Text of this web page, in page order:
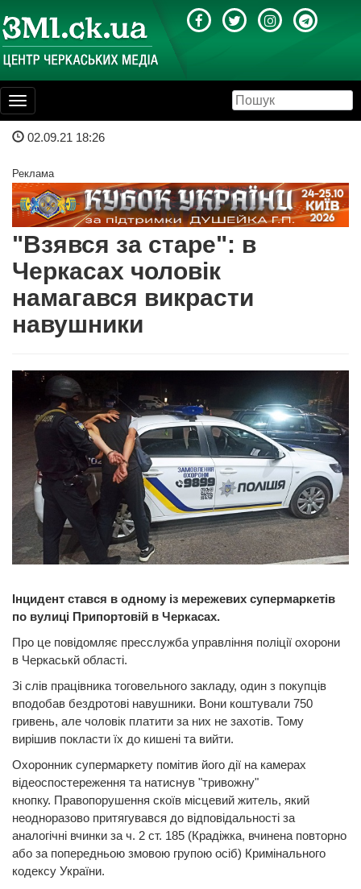
Toggle
navigation
02.09.21 18:26
Реклама
"Взявся за старе": в
Черкасах чоловік
намагався викрасти
навушники
Інцидент стався в одному із мережевих супермаркетів
по вулиці Припортовій в Черкасах.
Про це повідомляє пресслужба управління поліції охорони
в Черкаськй області.
Зі слів працівника тоговельного закладу, один з покупців
вподобав бездротові навушники. Вони коштували 750
гривень, але чоловік платити за них не захотів. Тому
вирішив покласти їх до кишені та вийти.
Охоронник супермаркету помітив його дії на камерах
відеоспостереження та натиснув "тривожну"
кнопку. Правопорушення скоїв місцевий житель, який
неодноразово притягувався до відповідальності за
аналогічні вчинки за ч. 2 ст. 185 (Крадіжка, вчинена повторно
або за попередньою змовою групою осіб) Кримінального
кодексу України.